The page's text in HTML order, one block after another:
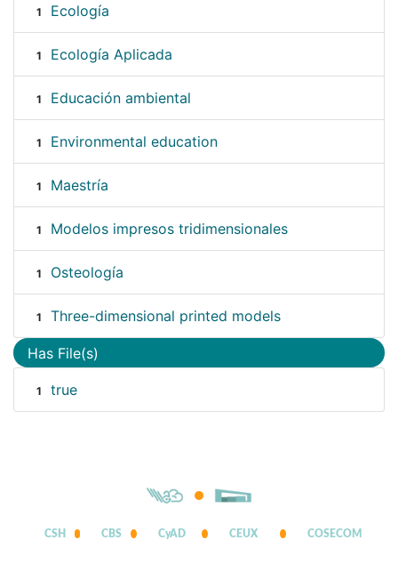
1 Ecología
1 Ecología Aplicada
1 Educación ambiental
1 Environmental education
1 Maestría
1 Modelos impresos tridimensionales
1 Osteología
1 Three-dimensional printed models
Has File(s)
1 true
CSH CBS CyAD CEUX COSECOM